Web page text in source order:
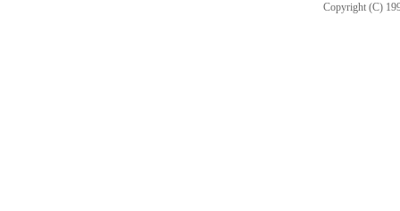
Copyright (C)